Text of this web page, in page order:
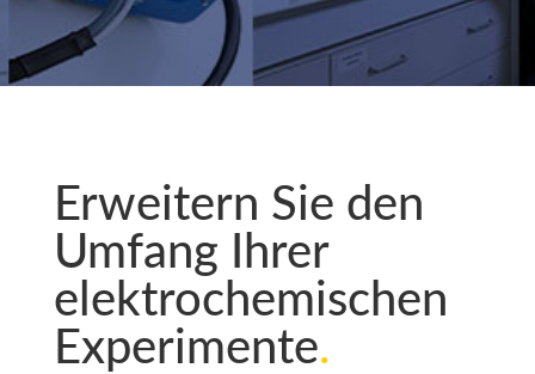
Erweitern Sie den
Umfang Ihrer
elektrochemischen
Experimente.